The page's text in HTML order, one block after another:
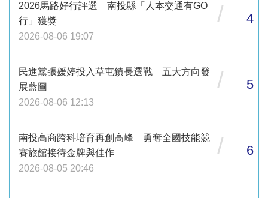
2026馬路好行評選 南投縣「人本交通有GO
行」獲獎
2026-08-06 19:07
/ 4
民進黨張媛婷投入草屯鎮長選戰 五大方向發
展藍圖
2026-08-06 12:13
/ 5
南投高商跨科培育再創高峰 勇奪全國技能競
賽旅館接待金牌與佳作
2026-08-05 20:46
/ 6